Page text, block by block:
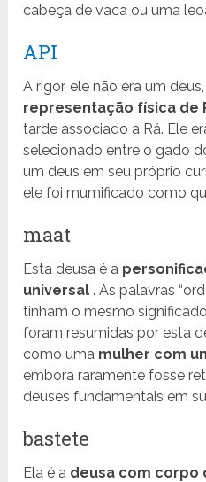
cabeça de vaca ou uma
API
A rigor, ele não era um
representação física de
tarde associado a Rá. Ele
selecionado entre o gado
um deus em seu próprio
ele foi mumificado como
maat
Esta deusa é a
universal . As palavras
tinham o mesmo
foram resumidas por esta
como uma mulher com
embora raramente fosse
deuses fundamentais em
bastete
Ela é a deusa com corpo